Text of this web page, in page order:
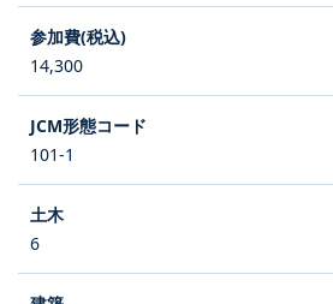
14,300
101-1
6